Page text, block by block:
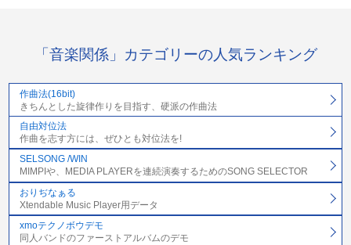
「音楽関係」カテゴリーの人気ランキング
作曲法(16bit)
きちんとした旋律作りを目指す、硬派の作曲法
自由対位法
作曲を志す方には、ぜひとも対位法を!
SELSONG /WIN
MIMPIや、MEDIA PLAYERを連続演奏するためのSONG SELECTOR
おりぢなぁる
Xtendable Music Player用データ
xmoテクノボウデモ
同人バンドのファーストアルバムのデモ